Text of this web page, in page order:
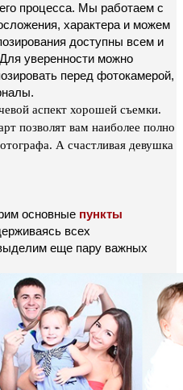
процесса. Мы работаем с
характера и можем
доступны всем и
уверенности можно
перед фотокамерой,
аспект хорошей съемки.
позволят вам наиболее полно
А счастливая девушка
основные пункты
всех
еще пару важных